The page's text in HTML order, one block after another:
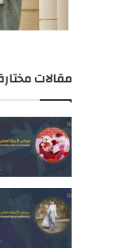
مقالات